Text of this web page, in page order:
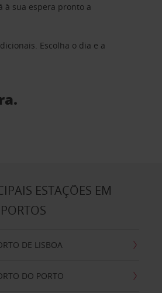
à sua espera pronto a
Escolha o dia e a
ESTAÇÕES EM
DE LISBOA
DO PORTO